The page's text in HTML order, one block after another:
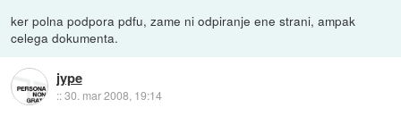
ker polna podpora pdfu, zame ni odpiranje ene strani, ampak
celega dokumenta.
jype
::30. mar 2008, 19:14